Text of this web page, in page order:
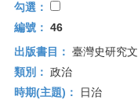
勾選：
編號： 46
出版書目： 臺灣史研究
類別： 政治
時期(主題)：
日治